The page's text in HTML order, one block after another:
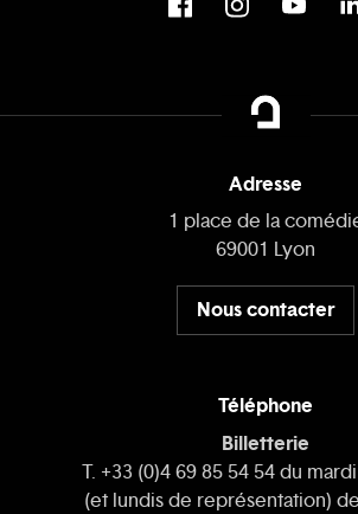
Adresse
1 place de la
69001 Lyon
Nous contacter
Téléphone
Billetterie
T. +33 (0)4 69 85 54 54 du
(et lundis de représentation)